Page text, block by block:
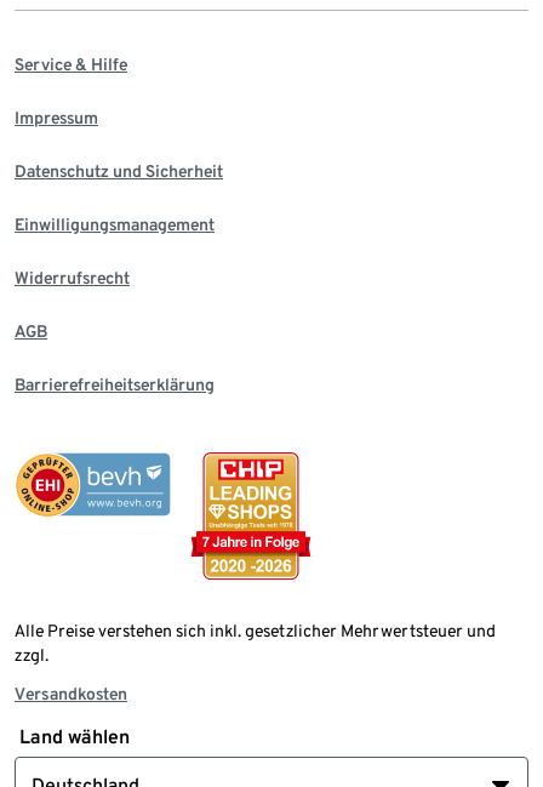
Service & Hilfe
Impressum
Datenschutz und Sicherheit
Einwilligungsmanagement
Widerrufsrecht
AGB
Barrierefreiheitserklärung
Alle Preise verstehen sich inkl. gesetzlicher Mehrwertsteuer und
zzgl.
Versandkosten
Land wählen